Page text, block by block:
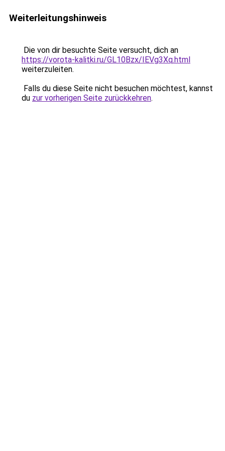
Weiterleitungshinweis
Die von dir besuchte Seite versucht, dich an
https://vorota-kalitki.ru/GL10Bzx/IEVg3Xq.html
weiterzuleiten.
Falls du diese Seite nicht besuchen möchtest, kannst
du zur vorherigen Seite zurückkehren.